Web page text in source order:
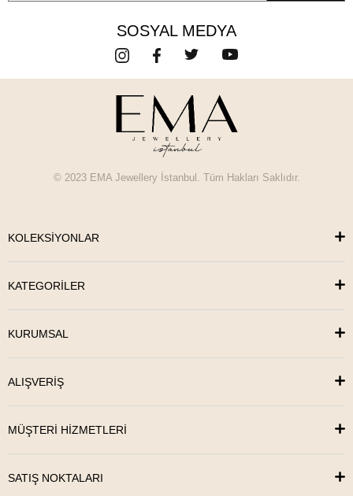
SOSYAL MEDYA
© 2023 EMA Jewellery İstanbul. Tüm Hakları Saklıdır.
KOLEKSİYONLAR
KATEGORİLER
KURUMSAL
ALIŞVERİŞ
MÜŞTERİ HİZMETLERİ
SATIŞ NOKTALARI